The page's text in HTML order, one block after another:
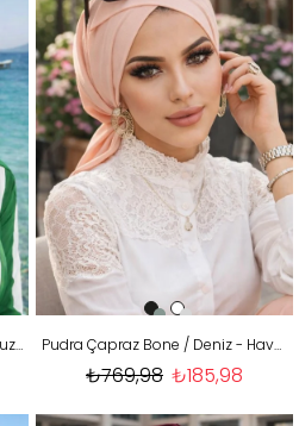
Yeşil Çapraz Bone / Deniz - Havuz Bonesi Pudra Çapraz Bone / Deniz - Havuz Bonesi
₺185,98
₺769,98